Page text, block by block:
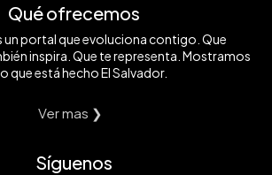
Qué ofrecemos
un portal que evoluciona contigo. Que
inspira. Que te representa. Mostramos
que está hecho El Salvador.
Ver mas ❯
Síguenos